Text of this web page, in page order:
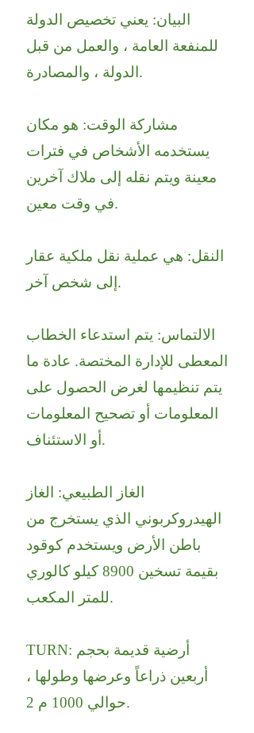
البيان: يعني تخصيص الدولة
للمنفعة العامة ، والعمل من قبل
الدولة ، والمصادرة.
مشاركة الوقت: هو مكان
يستخدمه الأشخاص في فترات
معينة ويتم نقله إلى ملاك آخرين
في وقت معين.
النقل: هي عملية نقل ملكية عقار
إلى شخص آخر.
الالتماس: يتم استدعاء الخطاب
المعطى للإدارة المختصة. عادة ما
يتم تنظيمها لغرض الحصول على
المعلومات أو تصحيح المعلومات
أو الاستئناف.
الغاز الطبيعي: الغاز
الهيدروكربوني الذي يستخرج من
باطن الأرض ويستخدم كوقود
بقيمة تسخين 8900 كيلو كالوري
للمتر المكعب.
TURN: أرضية قديمة بحجم
أربعين ذراعاً وعرضها وطولها ،
حوالي 1000 م 2.